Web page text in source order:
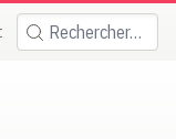
Rechercher: